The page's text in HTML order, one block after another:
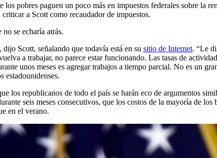
los pobres paguen un poco más en impuestos federales sobre
a Scott como recaudador de impuestos.
se echaría atrás.
Scott, señalando que todavía está en su sitio de Internet. “Le
a trabajar, no parece estar funcionando. Las tasas de
unos meses es agregar trabajos a tiempo parcial. No es un
estadounidenses.
los republicanos de todo el país se harán eco de argumentos
seis meses consecutivos, que los costos de la mayoría de
en el verano.